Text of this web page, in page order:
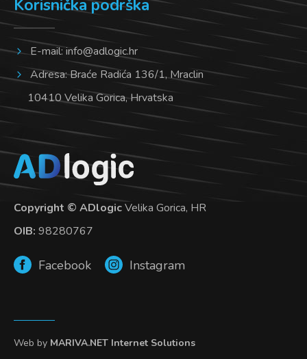
Korisnička podrška
E-mail:info@adlogic.hr
Adresa: Braće Radića 136/1, Mraclin
10410 Velika Gorica, Hrvatska
Copyright © ADlogicVelika Gorica, HR
OIB: 98280767
Facebook Instagram
Web by MARIVA.NET Internet Solutions